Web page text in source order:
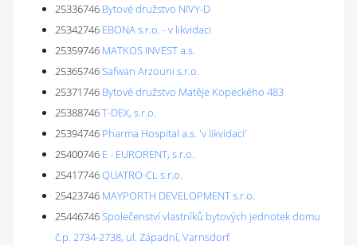
25336746 Bytové družstvo NIVY-D
25342746 EBONA s.r.o. - v likvidaci
25359746 MATKOS INVEST a.s.
25365746Safwan Arzouni s.r.o.
25371746 Bytové družstvo Matěje Kopeckého 483
25388746T-DEX, s.r.o.
25394746 Pharma Hospital a.s. 'v likvidaci'
25400746 E - EURORENT, s.r.o.
25417746QUATRO-CL s.r.o.
25423746 MAYPORTH DEVELOPMENT s.r.o.
25446746Společenství vlastníků bytových jednotek domu
č.p. 2734-2738, ul. Západní, Varnsdorf